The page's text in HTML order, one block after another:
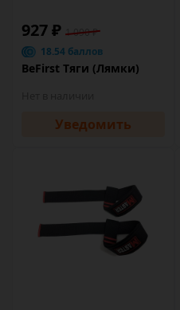
927 ₽ 1 090 ₽
18.54 баллов
BeFirst Тяги (Лямки)
Уведомить